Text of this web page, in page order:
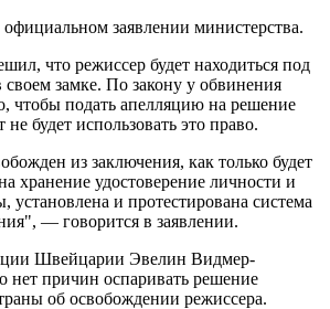
заявлении министерства.
что режиссер будет находиться под
замке. По закону у обвинения
чтобы подать апелляцию на решение
будет использовать это право.
из заключения, как только будет
хранение удостоверение личности и
установлена и протестирована система
— говорится в заявлении.
Швейцарии Эвелин Видмер-
нет причин оспаривать решение
об освобождении режиссера.